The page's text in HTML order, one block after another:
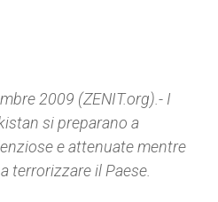
2009 (ZENIT.org).- I
si preparano a
e attenuate mentre
terrorizzare il Paese.